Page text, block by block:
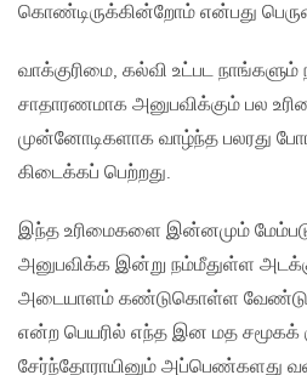
கொண்டிருக்கின்றோம் என்பது
வாக்குரிமை, கல்வி உட்பட
சாதாரணமாக அனுபவிக்கும் பல
முன்னோடிகளாக வாழ்ந்த பலரது
கிடைக்கப் பெற்றது.
இந்த உரிமைகளை இன்னமும்
அனுபவிக்க இன்று நம்மீதுள்ள
அடையாளம் கண்டுகொள்ள
என்ற பெயரில் எந்த இன மத சமூகக்
சேர்ந்தோராயினும் அப்பெண்களது